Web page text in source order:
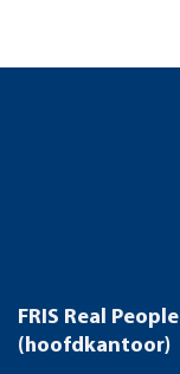
FRIS Real People
(hoofdkantoor)